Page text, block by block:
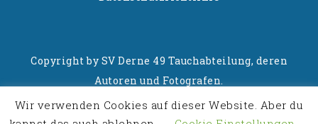
Copyright by SV Derne 49 Tauchabteilung, deren
Autoren und Fotografen.
Wir verwenden Cookies auf dieser Website. Aber du